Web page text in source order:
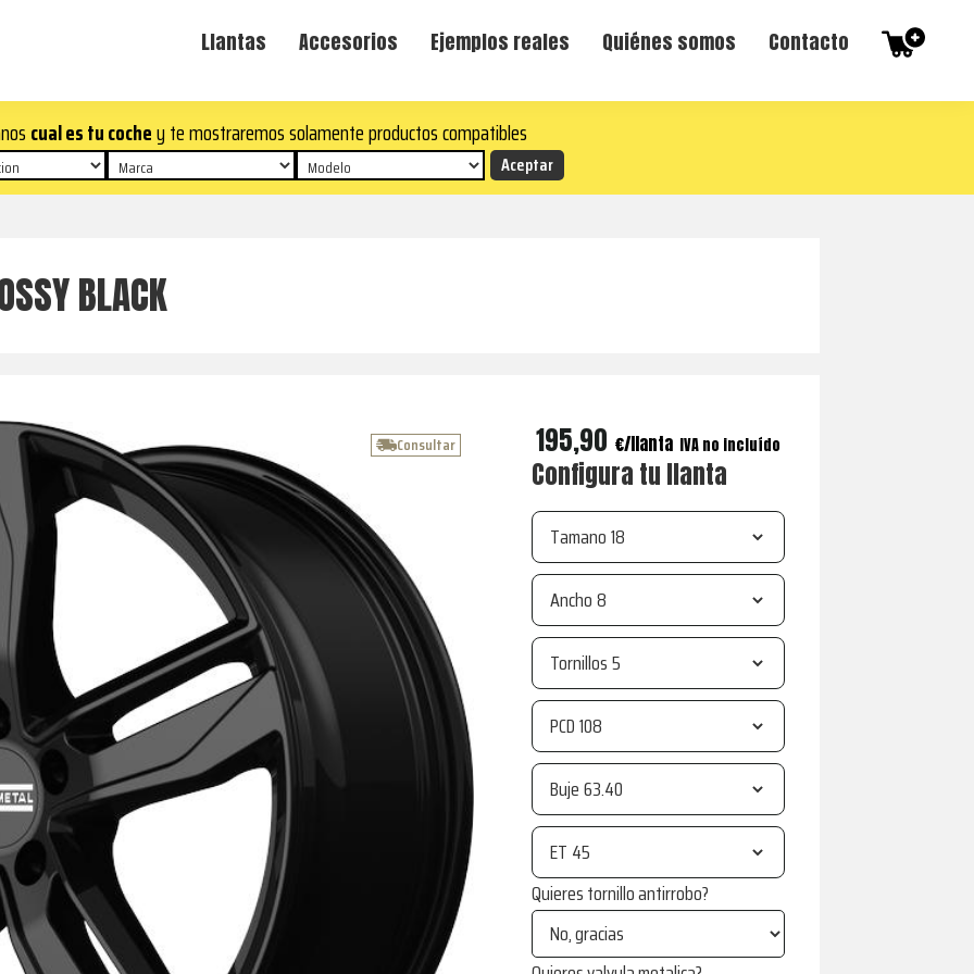
Llantas Accesorios Ejemplos reales Quiénes somos Contacto
cual es tu cochey te mostraremos solamente productos compatibles
BLACK
Consultar 195,90 € IVA no incluído
Configura tu llanta
Tamano
Ancho
Tornillos
PCD
Buje
ET
Quieres tornillo antirrobo?